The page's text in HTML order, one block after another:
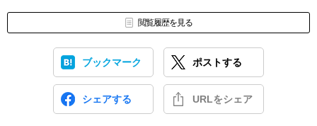
閲覧履歴を見る
ブックマーク ポストする
シェアする URLをシェア